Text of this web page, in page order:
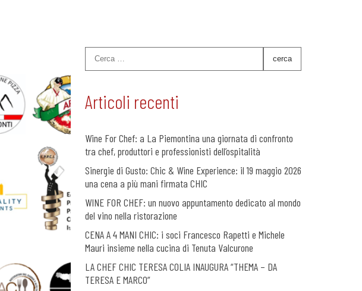
Articoli recenti
Wine For Chef: a La Piemontina una giornata di confronto
tra chef, produttori e professionisti dell’ospitalità
Sinergie di Gusto: Chic & Wine Experience: il 19 maggio 2026
una cena a più mani firmata CHIC
WINE FOR CHEF: un nuovo appuntamento dedicato al mondo
del vino nella ristorazione
CENA A 4 MANI CHIC: i soci Francesco Rapetti e Michele
Mauri insieme nella cucina di Tenuta Valcurone
LA CHEF CHIC TERESA COLIA INAUGURA “THEMA – DA
TERESA E MARCO”